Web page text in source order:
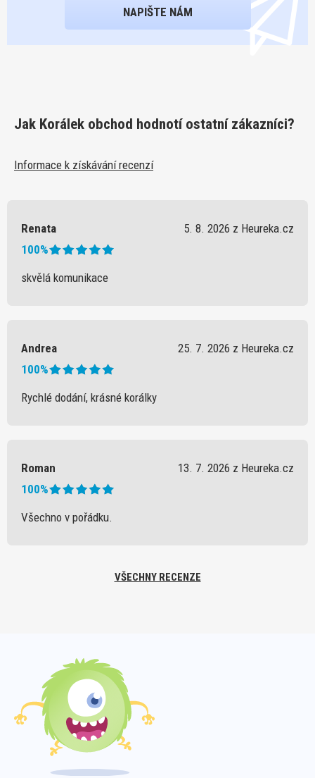
NAPIŠTE NÁM
Jak Korálek obchod hodnotí ostatní zákazníci?
Informace k získávání recenzí
Renata
5. 8. 2026 z Heureka.cz
100%
skvělá komunikace
Andrea
25. 7. 2026 z Heureka.cz
100%
Rychlé dodání, krásné korálky
Roman
13. 7. 2026 z Heureka.cz
100%
Všechno v pořádku.
VŠECHNY RECENZE